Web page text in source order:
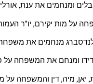
ומנחמים את ענת,
על מות יקירם, יו"ר
מנחמים את משפחת
ומנחם את המשפחה על
מיה, דין והמשפחה